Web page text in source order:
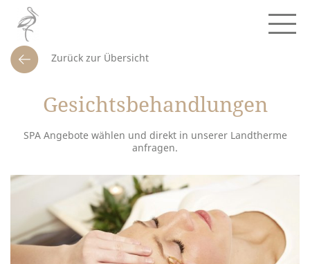
Zurück zur Übersicht
Gesichtsbehandlungen
SPA Angebote wählen und direkt in unserer Landtherme
anfragen.